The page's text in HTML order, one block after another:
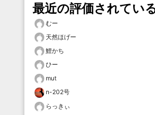
最近の評価されてい
むー
天然ほげー
鯉かち
ひー
mut
n-202号
らっきぃ